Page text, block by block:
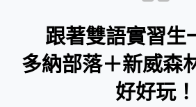
跟著雙語實習生
多納部落＋新威森
好好玩！